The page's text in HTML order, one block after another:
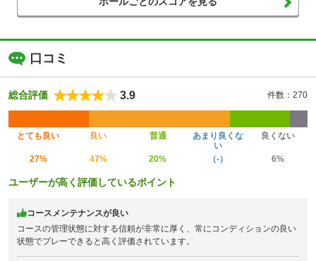
口コミ
総合評価 3.9 件数：270
とても良い 良い 普通
あまり良くな
い
良くない
27% 47% 20% （-） 6%
ユーザーが高く評価しているポイント
コースメンテナンスが良い
コースの管理状態に対する信頼が非常に厚く、常にコンディションの良い
状態でプレーできると高く評価されています。